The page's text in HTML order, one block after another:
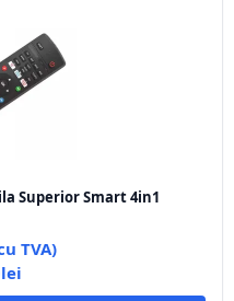
Superior Smart 4in1
TVA)